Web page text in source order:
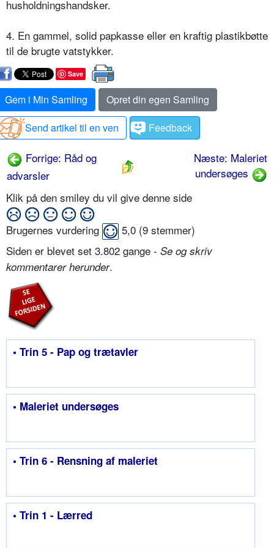
husholdningshandsker.
4. En gammel, solid papkasse eller en kraftig plastikbøtte
til de brugte vatstykker.
Save
Gem i Min Samling
Opret din egen Samling
Send artikel til en ven
Feedback
Forrige: Råd og
advarsler
Næste: Maleriet
undersøges
Klik på den smiley du vil give denne side
Brugernes vurdering 5,0 (9 stemmer)
Siden er blevet set 3.802 gange - Se og skriv
kommentarer herunder.
• Trin 5 - Pap og trætavler
• Maleriet undersøges
• Trin 6 - Rensning af maleriet
• Trin 1 - Lærred